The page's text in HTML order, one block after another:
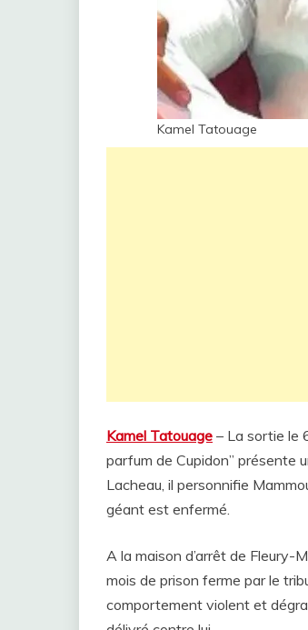
Kamel Tatouage
Kamel Tatouage – La sortie le
parfum de Cupidon” présente
Lacheau, il personnifie
géant est enfermé.
A la maison d’arrêt de Fleury-
mois de prison ferme par le
comportement violent et